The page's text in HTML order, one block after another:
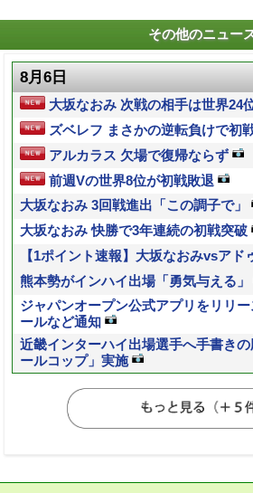
その他のニュー
8月6日
大坂なおみ 次戦の相手は世界24
ズベレフ まさかの逆転負けで初
アルカラス 欠場で復帰ならず
前週Vの世界8位が初戦敗退
大坂なおみ 3回戦進出「この調子で」
大坂なおみ 快勝で3年連続の初戦突破
【1ポイント速報】大坂なおみvsアド
熊本勢がインハイ出場「勇気与える」
ジャパンオープン公式アプリをリリ
ールなど通知
近畿インターハイ出場選手へ手書き
ールコップ」実施